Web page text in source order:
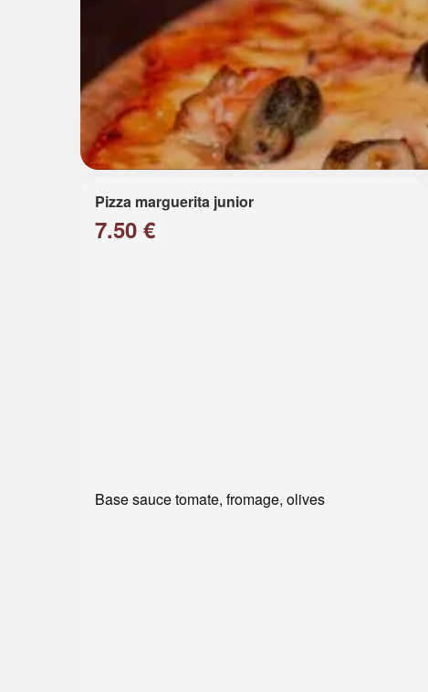
Pizza marguerita junior
7.50 €
Base sauce tomate, fromage, olives